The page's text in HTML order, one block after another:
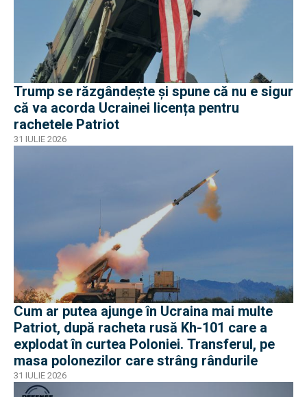
Trump se răzgândește și spune că nu e sigur
că va acorda Ucrainei licența pentru
rachetele Patriot
31 IULIE 2026
Cum ar putea ajunge în Ucraina mai multe
Patriot, după racheta rusă Kh-101 care a
explodat în curtea Poloniei. Transferul, pe
masa polonezilor care strâng rândurile
31 IULIE 2026